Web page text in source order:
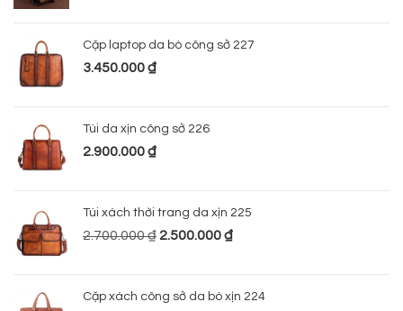
Cặp laptop da bò công sở 227
3.450.000₫
Túi da xịn công sở 226
2.900.000₫
Túi xách thời trang da xịn 225
2.700.000₫ 2.500.000₫
Cặp xách công sở da bò xịn 224